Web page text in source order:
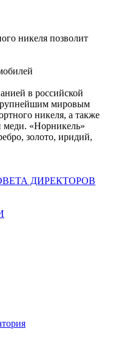
никеля позволит
в российской
мировым
никеля, а также
«Норникель»
золото, иридий,
ДИРЕКТОРОВ